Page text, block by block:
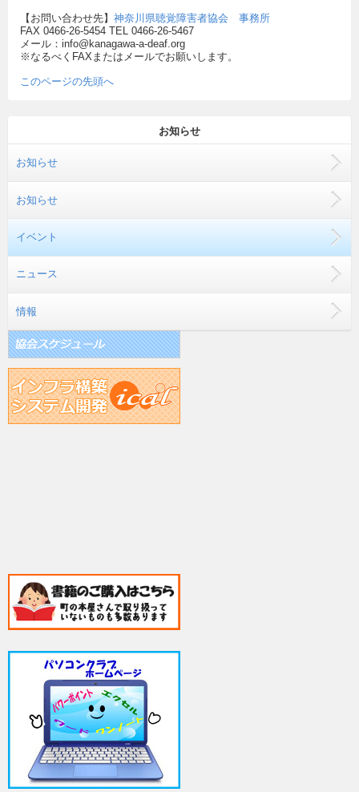
【お問い合わせ先】 神奈川県聴覚障害者協会 事務所
FAX 0466-26-5454 TEL 0466-26-5467
メール：info@kanagawa-a-deaf.org
※なるべくFAXまたはメールでお願いします。
このページの先頭へ
お知らせ
お知らせ
お知らせ
イベント
ニュース
情報